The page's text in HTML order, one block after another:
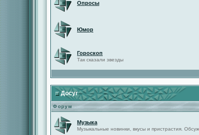
Опросы
Юмор
Гороскоп
Так сказали звезды
Досуг
Форум
Музыка
Музыкальные новинки, вкусы и пристрастия.